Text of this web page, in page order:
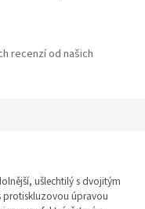
recenzí od našich
ušlechtilý s dvojitým
protiskluzovou úpravou